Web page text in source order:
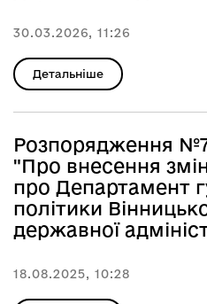
30.03.2026, 11:26
Детальніше
Розпорядження
"Про внесення
про Департамент
політики
державної
18.08.2025, 10:28